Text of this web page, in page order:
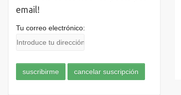
email!
Tu correo electrónico: